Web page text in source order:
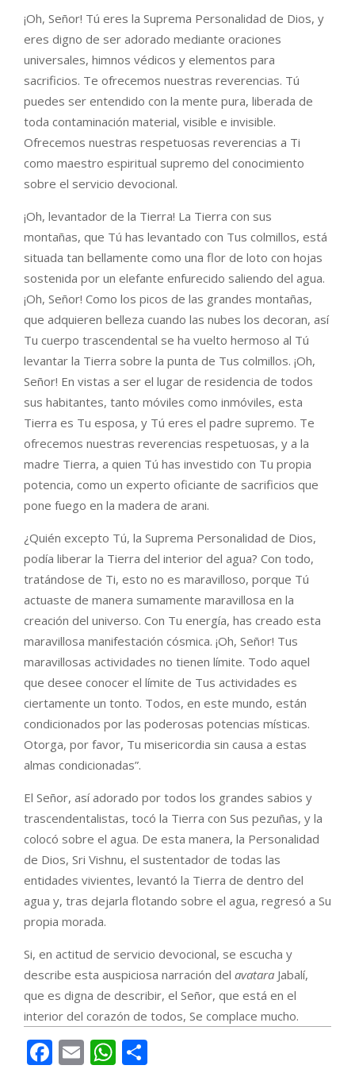
¡Oh, Señor! Tú eres la Suprema Personalidad de Dios, y
eres digno de ser adorado mediante oraciones
universales, himnos védicos y elementos para
sacrificios. Te ofrecemos nuestras reverencias. Tú
puedes ser entendido con la mente pura, liberada de
toda contaminación material, visible e invisible.
Ofrecemos nuestras respetuosas reverencias a Ti
como maestro espiritual supremo del conocimiento
sobre el servicio devocional.
¡Oh, levantador de la Tierra! La Tierra con sus
montañas, que Tú has levantado con Tus colmillos, está
situada tan bellamente como una flor de loto con hojas
sostenida por un elefante enfurecido saliendo del agua.
¡Oh, Señor! Como los picos de las grandes montañas,
que adquieren belleza cuando las nubes los decoran, así
Tu cuerpo trascendental se ha vuelto hermoso al Tú
levantar la Tierra sobre la punta de Tus colmillos. ¡Oh,
Señor! En vistas a ser el lugar de residencia de todos
sus habitantes, tanto móviles como inmóviles, esta
Tierra es Tu esposa, y Tú eres el padre supremo. Te
ofrecemos nuestras reverencias respetuosas, y a la
madre Tierra, a quien Tú has investido con Tu propia
potencia, como un experto oficiante de sacrificios que
pone fuego en la madera de arani.
¿Quién excepto Tú, la Suprema Personalidad de Dios,
podía liberar la Tierra del interior del agua? Con todo,
tratándose de Ti, esto no es maravilloso, porque Tú
actuaste de manera sumamente maravillosa en la
creación del universo. Con Tu energía, has creado esta
maravillosa manifestación cósmica. ¡Oh, Señor! Tus
maravillosas actividades no tienen límite. Todo aquel
que desee conocer el límite de Tus actividades es
ciertamente un tonto. Todos, en este mundo, están
condicionados por las poderosas potencias místicas.
Otorga, por favor, Tu misericordia sin causa a estas
almas condicionadas”.
El Señor, así adorado por todos los grandes sabios y
trascendentalistas, tocó la Tierra con Sus pezuñas, y la
colocó sobre el agua. De esta manera, la Personalidad
de Dios, Sri Vishnu, el sustentador de todas las
entidades vivientes, levantó la Tierra de dentro del
agua y, tras dejarla flotando sobre el agua, regresó a Su
propia morada.
Si, en actitud de servicio devocional, se escucha y
describe esta auspiciosa narración del avatara Jabalí,
que es digna de describir, el Señor, que está en el
interior del corazón de todos, Se complace mucho.
Facebook
EmailWhatsApp